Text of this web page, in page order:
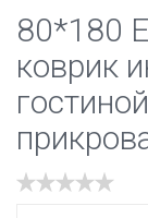
80*180
коврик